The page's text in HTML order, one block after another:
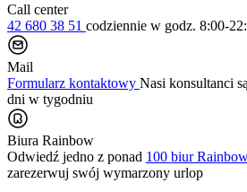
Call center
42 680 38 51 codziennie w godz. 8:00-
Mail
Formularz kontaktowy Nasi konsultanci
dni w tygodniu
Biura Rainbow
Odwiedź jedno z ponad 100 biur
zarezerwuj swój wymarzony urlop